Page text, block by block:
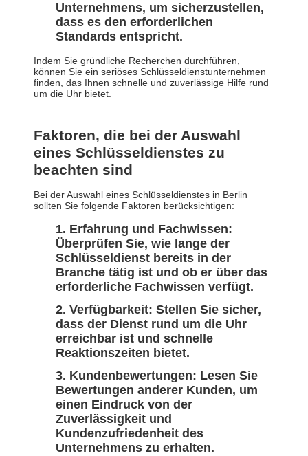
Unternehmens, um sicherzustellen,
dass es den erforderlichen
Standards entspricht.
Indem Sie gründliche Recherchen durchführen,
können Sie ein seriöses Schlüsseldienstunternehmen
finden, das Ihnen schnelle und zuverlässige Hilfe rund
um die Uhr bietet.
Faktoren, die bei der Auswahl
eines Schlüsseldienstes zu
beachten sind
Bei der Auswahl eines Schlüsseldienstes in Berlin
sollten Sie folgende Faktoren berücksichtigen:
Erfahrung und Fachwissen:
Überprüfen Sie, wie lange der
Schlüsseldienst bereits in der
Branche tätig ist und ob er über das
erforderliche Fachwissen verfügt.
Verfügbarkeit: Stellen Sie sicher,
dass der Dienst rund um die Uhr
erreichbar ist und schnelle
Reaktionszeiten bietet.
Kundenbewertungen: Lesen Sie
Bewertungen anderer Kunden, um
einen Eindruck von der
Zuverlässigkeit und
Kundenzufriedenheit des
Unternehmens zu erhalten.